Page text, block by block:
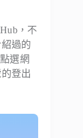
，不
過的
選網
登出